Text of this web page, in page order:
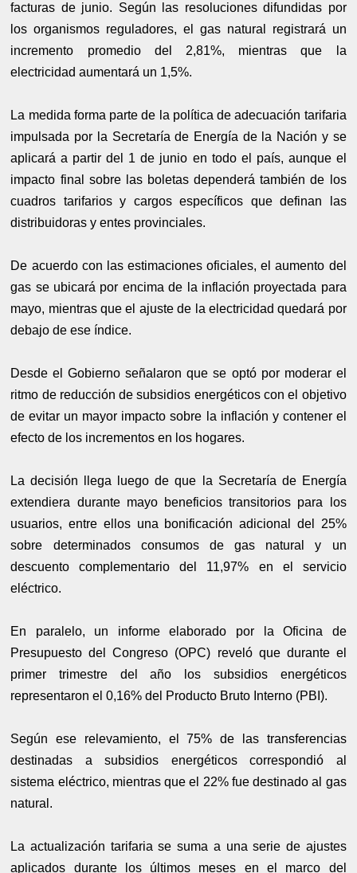
facturas de junio. Según las resoluciones difundidas por
los organismos reguladores, el gas natural registrará un
incremento promedio del 2,81%, mientras que la
electricidad aumentará un 1,5%.
La medida forma parte de la política de adecuación tarifaria
impulsada por la Secretaría de Energía de la Nación y se
aplicará a partir del 1 de junio en todo el país, aunque el
impacto final sobre las boletas dependerá también de los
cuadros tarifarios y cargos específicos que definan las
distribuidoras y entes provinciales.
De acuerdo con las estimaciones oficiales, el aumento del
gas se ubicará por encima de la inflación proyectada para
mayo, mientras que el ajuste de la electricidad quedará por
debajo de ese índice.
Desde el Gobierno señalaron que se optó por moderar el
ritmo de reducción de subsidios energéticos con el objetivo
de evitar un mayor impacto sobre la inflación y contener el
efecto de los incrementos en los hogares.
La decisión llega luego de que la Secretaría de Energía
extendiera durante mayo beneficios transitorios para los
usuarios, entre ellos una bonificación adicional del 25%
sobre determinados consumos de gas natural y un
descuento complementario del 11,97% en el servicio
eléctrico.
En paralelo, un informe elaborado por la Oficina de
Presupuesto del Congreso (OPC) reveló que durante el
primer trimestre del año los subsidios energéticos
representaron el 0,16% del Producto Bruto Interno (PBI).
Según ese relevamiento, el 75% de las transferencias
destinadas a subsidios energéticos correspondió al
sistema eléctrico, mientras que el 22% fue destinado al gas
natural.
La actualización tarifaria se suma a una serie de ajustes
aplicados durante los últimos meses en el marco del